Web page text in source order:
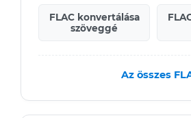
FLAC konvertálása
szöveggé
Az összes